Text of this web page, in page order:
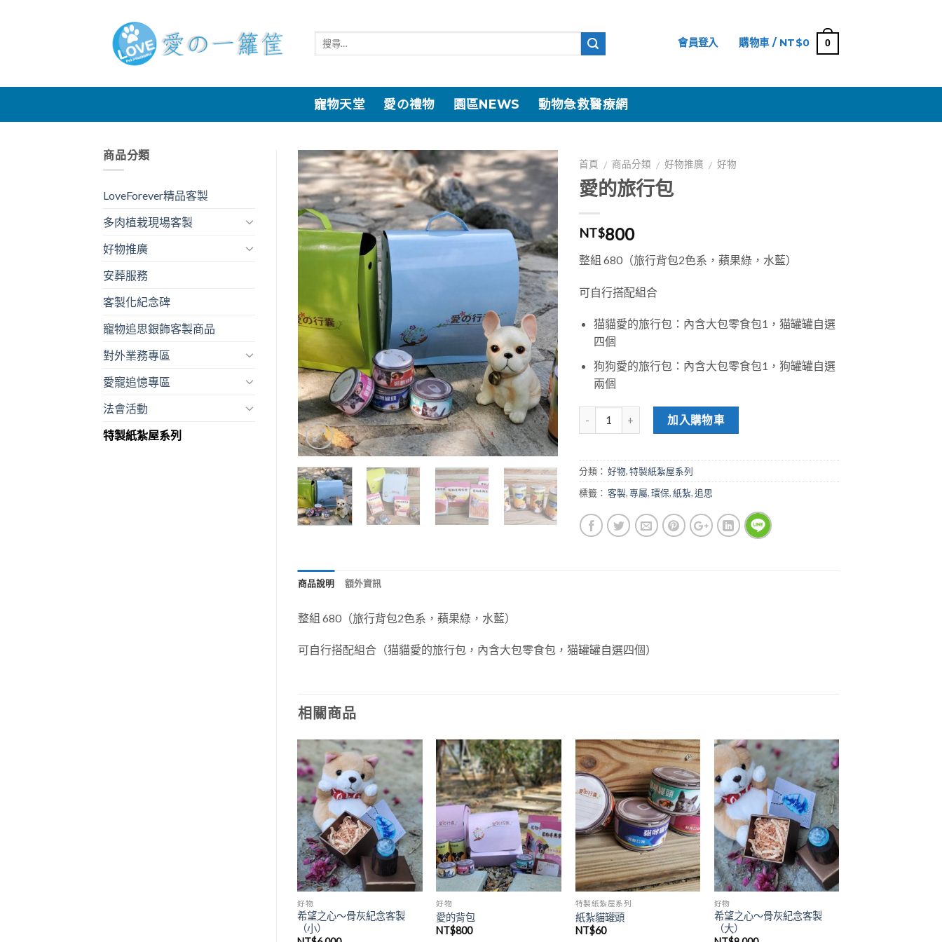
會員登入 購物車 / NT$0 0
寵物天堂 愛の禮物 園區NEWS 動物急救醫療網
加入
「願
望清
單」
首頁 / 商品分類 / 好物推廣 / 好物
愛的旅行包
NT$800
整組 680（旅行背包2色系，蘋果綠，水藍）
可自行搭配組合
猫貓愛的旅行包：內含大包零食包1，猫罐罐自選
四個
狗狗愛的旅行包：內含大包零食包1，狗罐罐自選
兩個
加入購物車
分類： 好物,特製紙紮屋系列
標籤： 客製,專屬,環保,紙紮,追思
商品說明 額外資訊
整組 680（旅行背包2色系，蘋果綠，水藍）
可自行搭配組合（猫貓愛的旅行包，內含大包零食包，猫罐罐自選四個）
相關商品
望清
單」
好物
希望之心～骨灰紀念客製
（小）
加入
「願
望清
單」
好物
愛的背包
NT$800
加入
「願
望清
單」
特製紙紮屋系列
紙紮貓罐頭
NT$60
加入
「願
望清
單」
好物
希望之心～骨灰紀念客製
（大）
商品分類
LoveForever精品客製
多肉植栽現場客製
好物推廣
安葬服務
客製化紀念碑
寵物追思銀飾客製商品
對外業務專區
愛寵追憶專區
法會活動
特製紙紮屋系列